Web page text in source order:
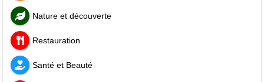
Nature et découverte
Restauration
Santé et Beauté